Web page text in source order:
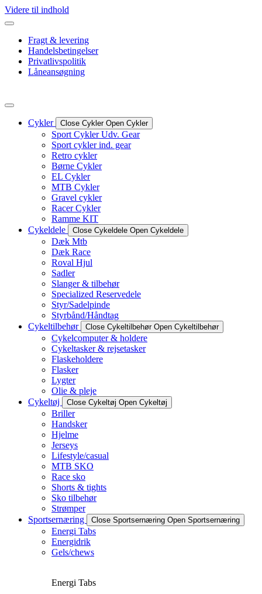
Videre til indhold
Fragt & levering
Handelsbetingelser
Privatlivspolitik
Låneansøgning
Cykler Close Cykler Open Cykler
Sport Cykler Udv. Gear
Sport cykler ind. gear
Retro cykler
Børne Cykler
EL Cykler
MTB Cykler
Gravel cykler
Racer Cykler
Ramme KIT
Cykeldele
Close Cykeldele Open Cykeldele
Dæk Mtb
Dæk Race
Roval Hjul
Sadler
Slanger & tilbehør
Specialized Reservedele
Styr/Sadelpinde
Styrbånd/Håndtag
Cykeltilbehør
Close Cykeltilbehør Open Cykeltilbehør
Cykelcomputer & holdere
Cykeltasker & rejsetasker
Flaskeholdere
Flasker
Lygter
Olie & pleje
Cykeltøj
Close Cykeltøj Open Cykeltøj
Briller
Handsker
Hjelme
Jerseys
Lifestyle/casual
MTB SKO
Race sko
Shorts & tights
Sko tilbehør
Strømper
Sportsernæring
Close Sportsernæring Open Sportsernæring
Energi Tabs
Energidrik
Gels/chews
Energi Tabs